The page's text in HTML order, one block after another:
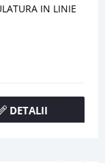
IN LINIE
DETALII